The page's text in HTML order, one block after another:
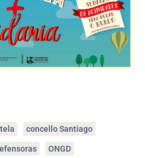
concello Santiago
ONGD